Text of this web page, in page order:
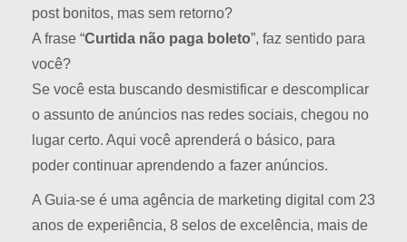
post bonitos, mas sem retorno?
A frase “Curtida não paga boleto”, faz sentido para
você?
Se você esta buscando desmistificar e descomplicar
o assunto de anúncios nas redes sociais, chegou no
lugar certo. Aqui você aprenderá o básico, para
poder continuar aprendendo a fazer anúncios.
A Guia-se é uma agência de marketing digital com 23
anos de experiência, 8 selos de excelência, mais de